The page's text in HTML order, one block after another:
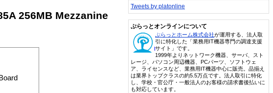
256MB Mezzanine
Tweets by platonline
ぷらっとオンラインについて
ぷらっとホーム株式会社が運用する、法人取
引に特化した「業務用IT機器専門の調達支援
サイト」です。
1999年よりネットワーク機器、サーバ、スト
レージ、パソコン周辺機器、PCパーツ、ソフトウェ
ア、ライセンスなど、業務用IT機器中心に販売。品揃え
は業界トップクラスの約5.5万点です。法人取引に特化
し、学校・官公庁・一般法人のお客様の請求書後払いに
も対応しています。